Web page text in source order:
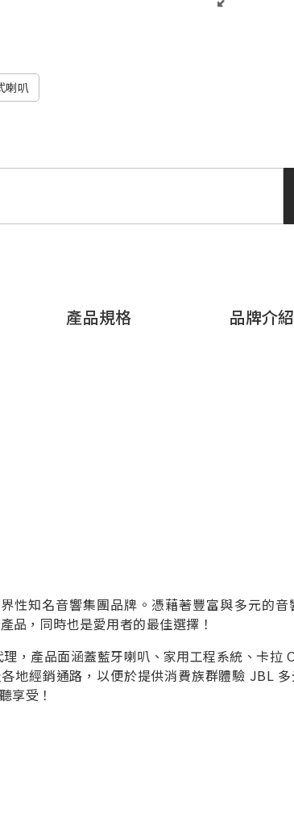
喇叭
產品規格 品牌介紹
名音響集團品牌。憑藉著豐富與多元的音
品，同時也是愛用者的最佳選擇！
產品面涵蓋藍牙喇叭、家用工程系統、卡拉
地經銷通路，以便於提供消費族群體驗 JBL
享受！